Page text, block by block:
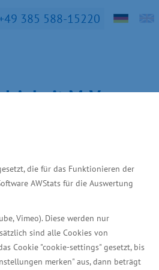
die für das Funktionieren der
AWStats für die Auswertung
Vimeo). Diese werden nur
sind alle Cookies von
Cookie "cookie-settings" gesetzt, bis
merken" aus, dann beträgt
385 588-15220
Ar­beit M-V
unterstützen Sie